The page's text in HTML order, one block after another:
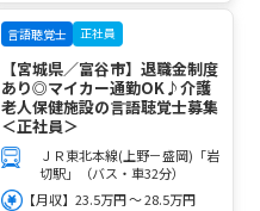
言語聴覚士 正社員
【宮城県／富谷市】退職金制度
あり◎マイカー通勤OK♪介護
老人保健施設の言語聴覚士募集
＜正社員＞
ＪＲ東北本線(上野－盛岡)「岩
切駅」（バス・車32分）
【月収】23.5万円 ～ 28.5万円